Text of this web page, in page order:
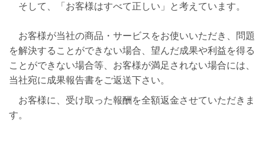
そして、「お客様はすべて正しい」と考えています。
お客様が当社の商品・サービスをお使いいただき、問題
を解決することができない場合、望んだ成果や利益を得る
ことができない場合等、お客様が満足されない場合には、
当社宛に成果報告書をご返送下さい。
お客様に、受け取った報酬を全額返金させていただきま
す。